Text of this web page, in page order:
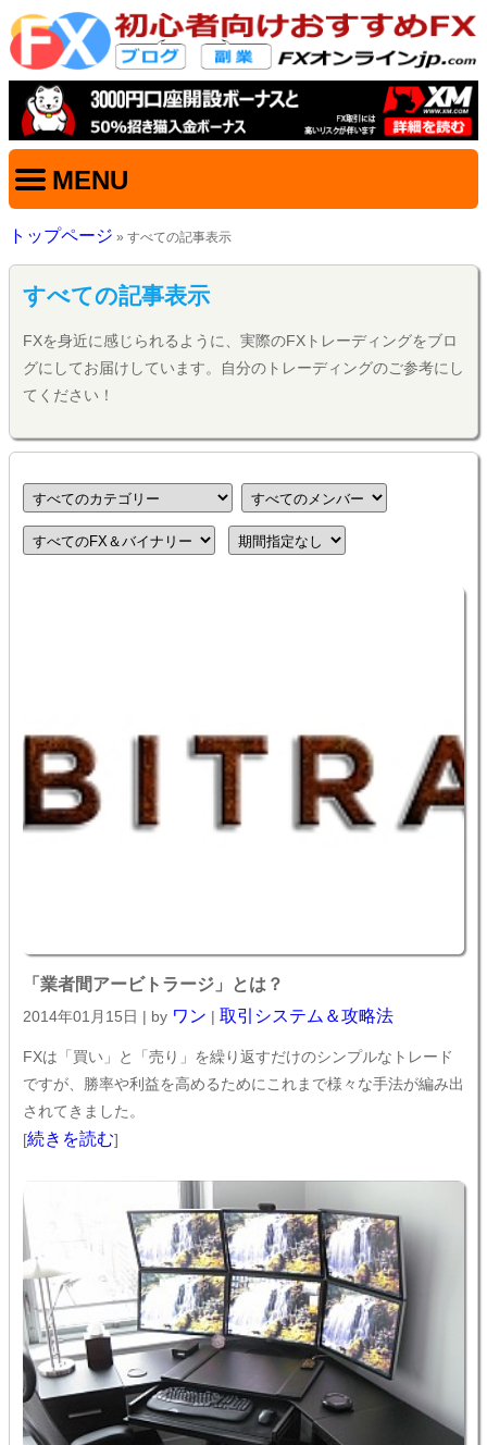
MENU
トップページ » すべての記事表示
すべての記事表示
FXを身近に感じられるように、実際のFXトレーディングをブロ
グにしてお届けしています。自分のトレーディングのご参考にし
てください！
「業者間アービトラージ」とは？
2014年01月15日 | by ワン | 取引システム＆攻略法
FXは「買い」と「売り」を繰り返すだけのシンプルなトレード
ですが、勝率や利益を高めるためにこれまで様々な手法が編み出
されてきました。
[続きを読む]